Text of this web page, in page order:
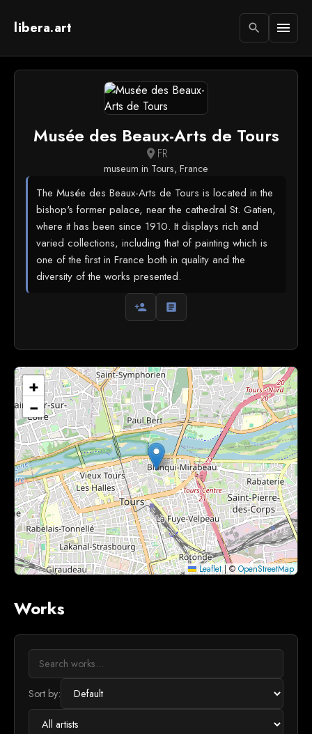
libera.art search menu
Musée des Beaux-Arts de Tours
location_on FR
museum in Tours, France
The Musée des Beaux-Arts de Tours is located in the
bishop's former palace, near the cathedral St. Gatien,
where it has been since 1910. It displays rich and
varied collections, including that of painting which is
one of the first in France both in quality and the
diversity of the works presented.
person_add article
+
−
Leaflet |©OpenStreetMap
Works
Sort by: